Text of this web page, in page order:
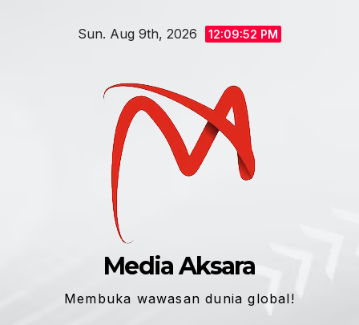
Sun. Aug 9th, 2026 12:09:53 PM
Media Aksara
Membuka wawasan dunia global!